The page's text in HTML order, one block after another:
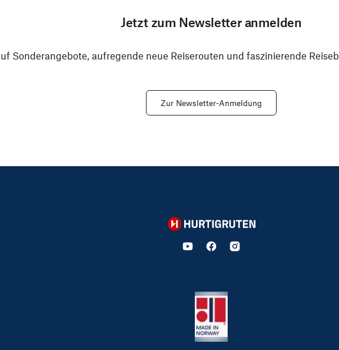
Jetzt zum Newsletter anmelden
Sonderangebote, aufregende neue Reiserouten und faszinierende
Zur Newsletter-Anmeldung
Hurtigruten